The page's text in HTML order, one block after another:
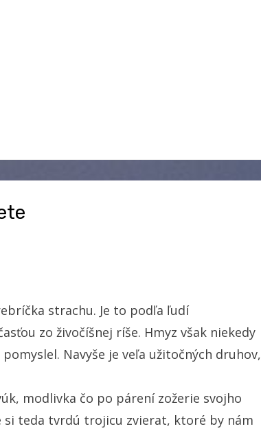
strachu. Je to podľa ľudí
zo živočíšnej ríše. Hmyz však niekedy
Navyše je veľa užitočných druhov,
modlivka čo po párení zožerie svojho
si teda tvrdú trojicu zvierat, ktoré by nám